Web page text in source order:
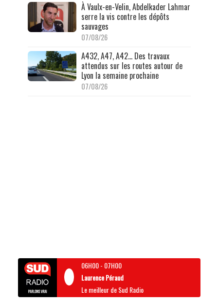
À Vaulx-en-Velin, Abdelkader Lahmar
serre la vis contre les dépôts
sauvages
07/08/26
A432, A47, A42… Des travaux
attendus sur les routes autour de
Lyon la semaine prochaine
07/08/26
06H00- 07H00
Laurence Péraud
Le meilleur de Sud Radio